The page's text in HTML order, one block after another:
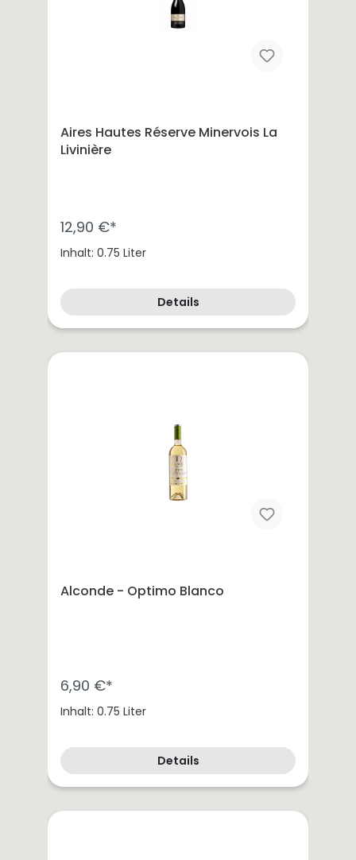
Aires Hautes Réserve Minervois La
Livinière
12,90 €*
Inhalt: 0.75 Liter
Details
Alconde - Optimo Blanco
6,90 €*
Inhalt: 0.75 Liter
Details